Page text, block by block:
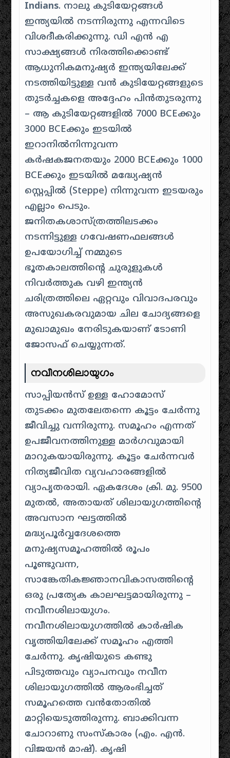
Indians. നാലു കുടിയേറ്റങ്ങൾ
ഇന്ത്യയിൽ നടന്നിരുന്നു എന്നവിടെ
വിശദീകരിക്കുന്നു. ഡി എൻ എ
സാക്ഷ്യങ്ങൾ നിരത്തിക്കൊണ്ട്
ആധുനികമനുഷ്യർ ഇന്ത്യയിലേക്ക്
നടത്തിയിട്ടുള്ള വൻ കുടിയേറ്റങ്ങളുടെ
തുടർച്ചകളെ അദ്ദേഹം പിൻതുടരുന്നു
– ആ കുടിയേറ്റങ്ങളിൽ 7000 BCEക്കും
3000 BCEക്കും ഇടയിൽ
ഇറാനിൽനിന്നുവന്ന
കർഷകജനതയും 2000 BCEക്കും 1000
BCEക്കും ഇടയിൽ മദ്ധ്യേഷ്യൻ
സ്റ്റെപ്പിൽ (Steppe) നിന്നുവന്ന ഇടയരും
എല്ലാം പെടും.
ജനിതകശാസ്ത്രത്തിലടക്കം
നടന്നിട്ടുള്ള ഗവേഷണഫലങ്ങൾ
ഉപയോഗിച്ച് നമ്മുടെ
ഭൂതകാലത്തിന്റെ ചുരുളുകൾ
നിവർത്തുക വഴി ഇന്ത്യൻ
ചരിത്രത്തിലെ ഏറ്റവും വിവാദപരവും
അസുഖകരവുമായ ചില ചോദ്യങ്ങളെ
മുഖാമുഖം നേരിടുകയാണ് ടോണി
ജോസഫ് ചെയ്യുന്നത്.
നവീനശിലായുഗം
സാപ്പിയൻസ് ഉള്ള ഹോമോസ്
തുടക്കം മുതലേതന്നെ കൂട്ടം ചേർന്നു
ജീവിച്ചു വന്നിരുന്നു. സമൂഹം എന്നത്
ഉപജീവനത്തിനുള്ള മാർഗവുമായി
മാറുകയായിരുന്നു. കൂട്ടം ചേർന്നവർ
നിത്യജീവിത വ്യവഹാരങ്ങളിൽ
വ്യാപൃതരായി. ഏകദേശം ക്രി. മു. 9500
മുതൽ, അതായത് ശിലായുഗത്തിന്റെ
അവസാന ഘട്ടത്തിൽ
മദ്ധ്യപൂർവ്വദേശത്തെ
മനുഷ്യസമൂഹത്തിൽ രൂപം
പൂണ്ടുവന്ന,
സാങ്കേതികജ്ഞാനവികാസത്തിന്റെ
ഒരു പ്രത്യേക കാലഘട്ടമായിരുന്നു –
നവീനശിലായുഗം.
നവീനശിലായുഗത്തിൽ കാർഷിക
വൃത്തിയിലേക്ക് സമൂഹം എത്തി
ചേർന്നു. കൃഷിയുടെ കണ്ടു
പിടുത്തവും വ്യാപനവും നവീന
ശിലായുഗത്തിൽ ആരംഭിച്ചത്
സമൂഹത്തെ വൻതോതിൽ
മാറ്റിയെടുത്തിരുന്നു. ബാക്കിവന്ന
ചോറാണു സംസ്കാരം (എം. എൻ.
വിജയൻ മാഷ്). കൃഷി